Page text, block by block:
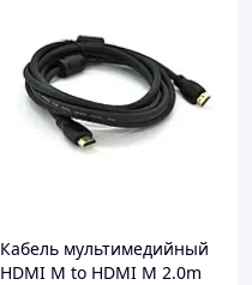
Кабель мультимедийный
HDMI M to HDMI M 2.0m